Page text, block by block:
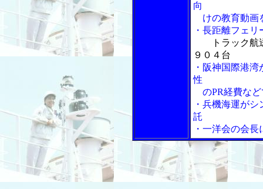
向
けの教育動画
・長距離フェ
トラック
９０４台
・阪神国際港
性
のPR経費など
・兵機海運が
託
・一洋会の会